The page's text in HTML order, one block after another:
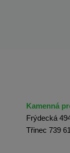
Kamenná
Frýdecká
Třinec 739 61